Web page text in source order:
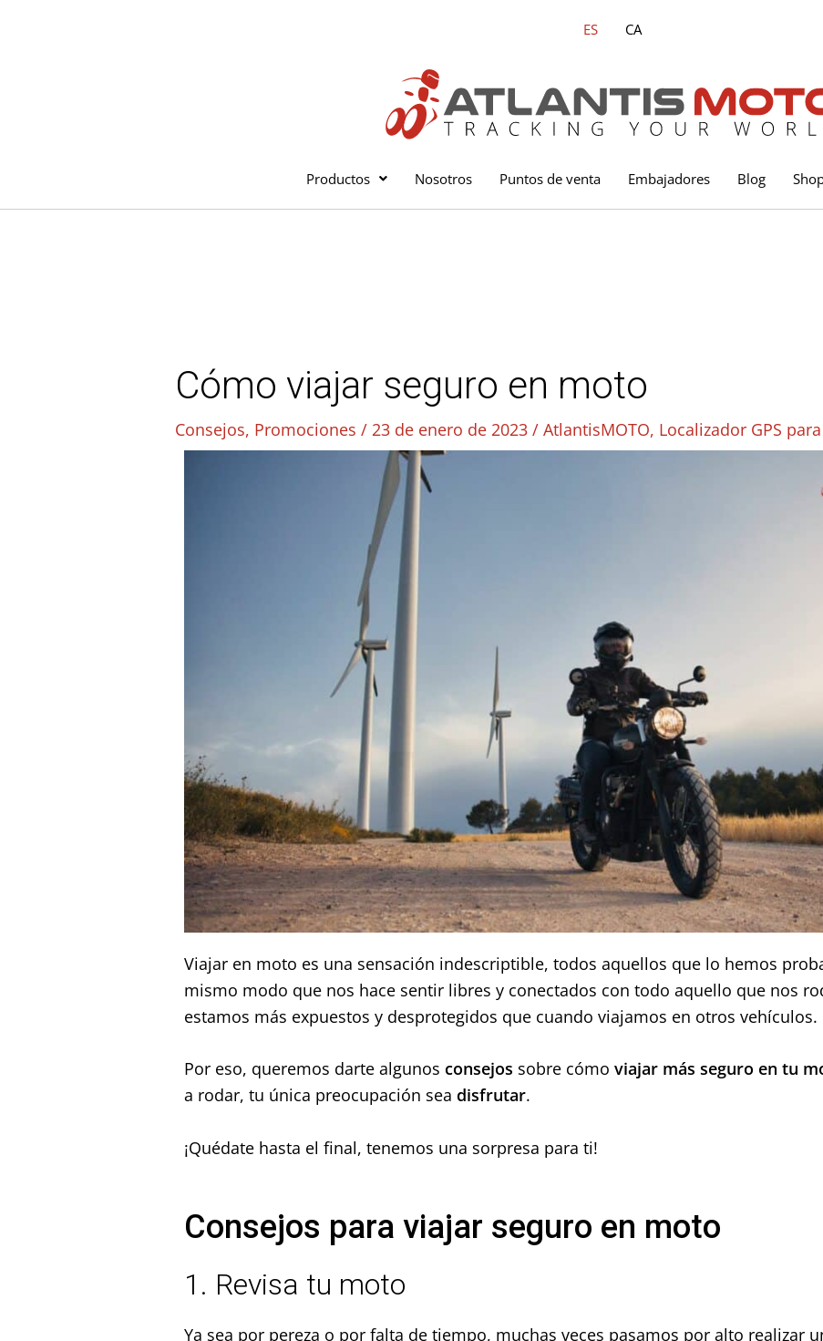
ES CA
Productos Nosotros Puntos de venta Embajadores Blog
Cómo viajar seguro en moto
Consejos, Promociones /23 de enero de 2023/AtlantisMOTO, Localizador GPS
Viajar en moto es una sensación indescriptible, todos aquellos que lo hemos
mismo modo que nos hace sentir libres y conectados con todo aquello que nos
estamos más expuestos y desprotegidos que cuando viajamos en otros vehículos.
Por eso, queremos darte algunos consejos sobre cómoviajar más seguro en tu
a rodar, tu única preocupación sea disfrutar.
¡Quédate hasta el final, tenemos una sorpresa para ti!
Consejos para viajar seguro en moto
1. Revisa tu moto
Ya sea por pereza o por falta de tiempo, muchas veces pasamos por alto realizar